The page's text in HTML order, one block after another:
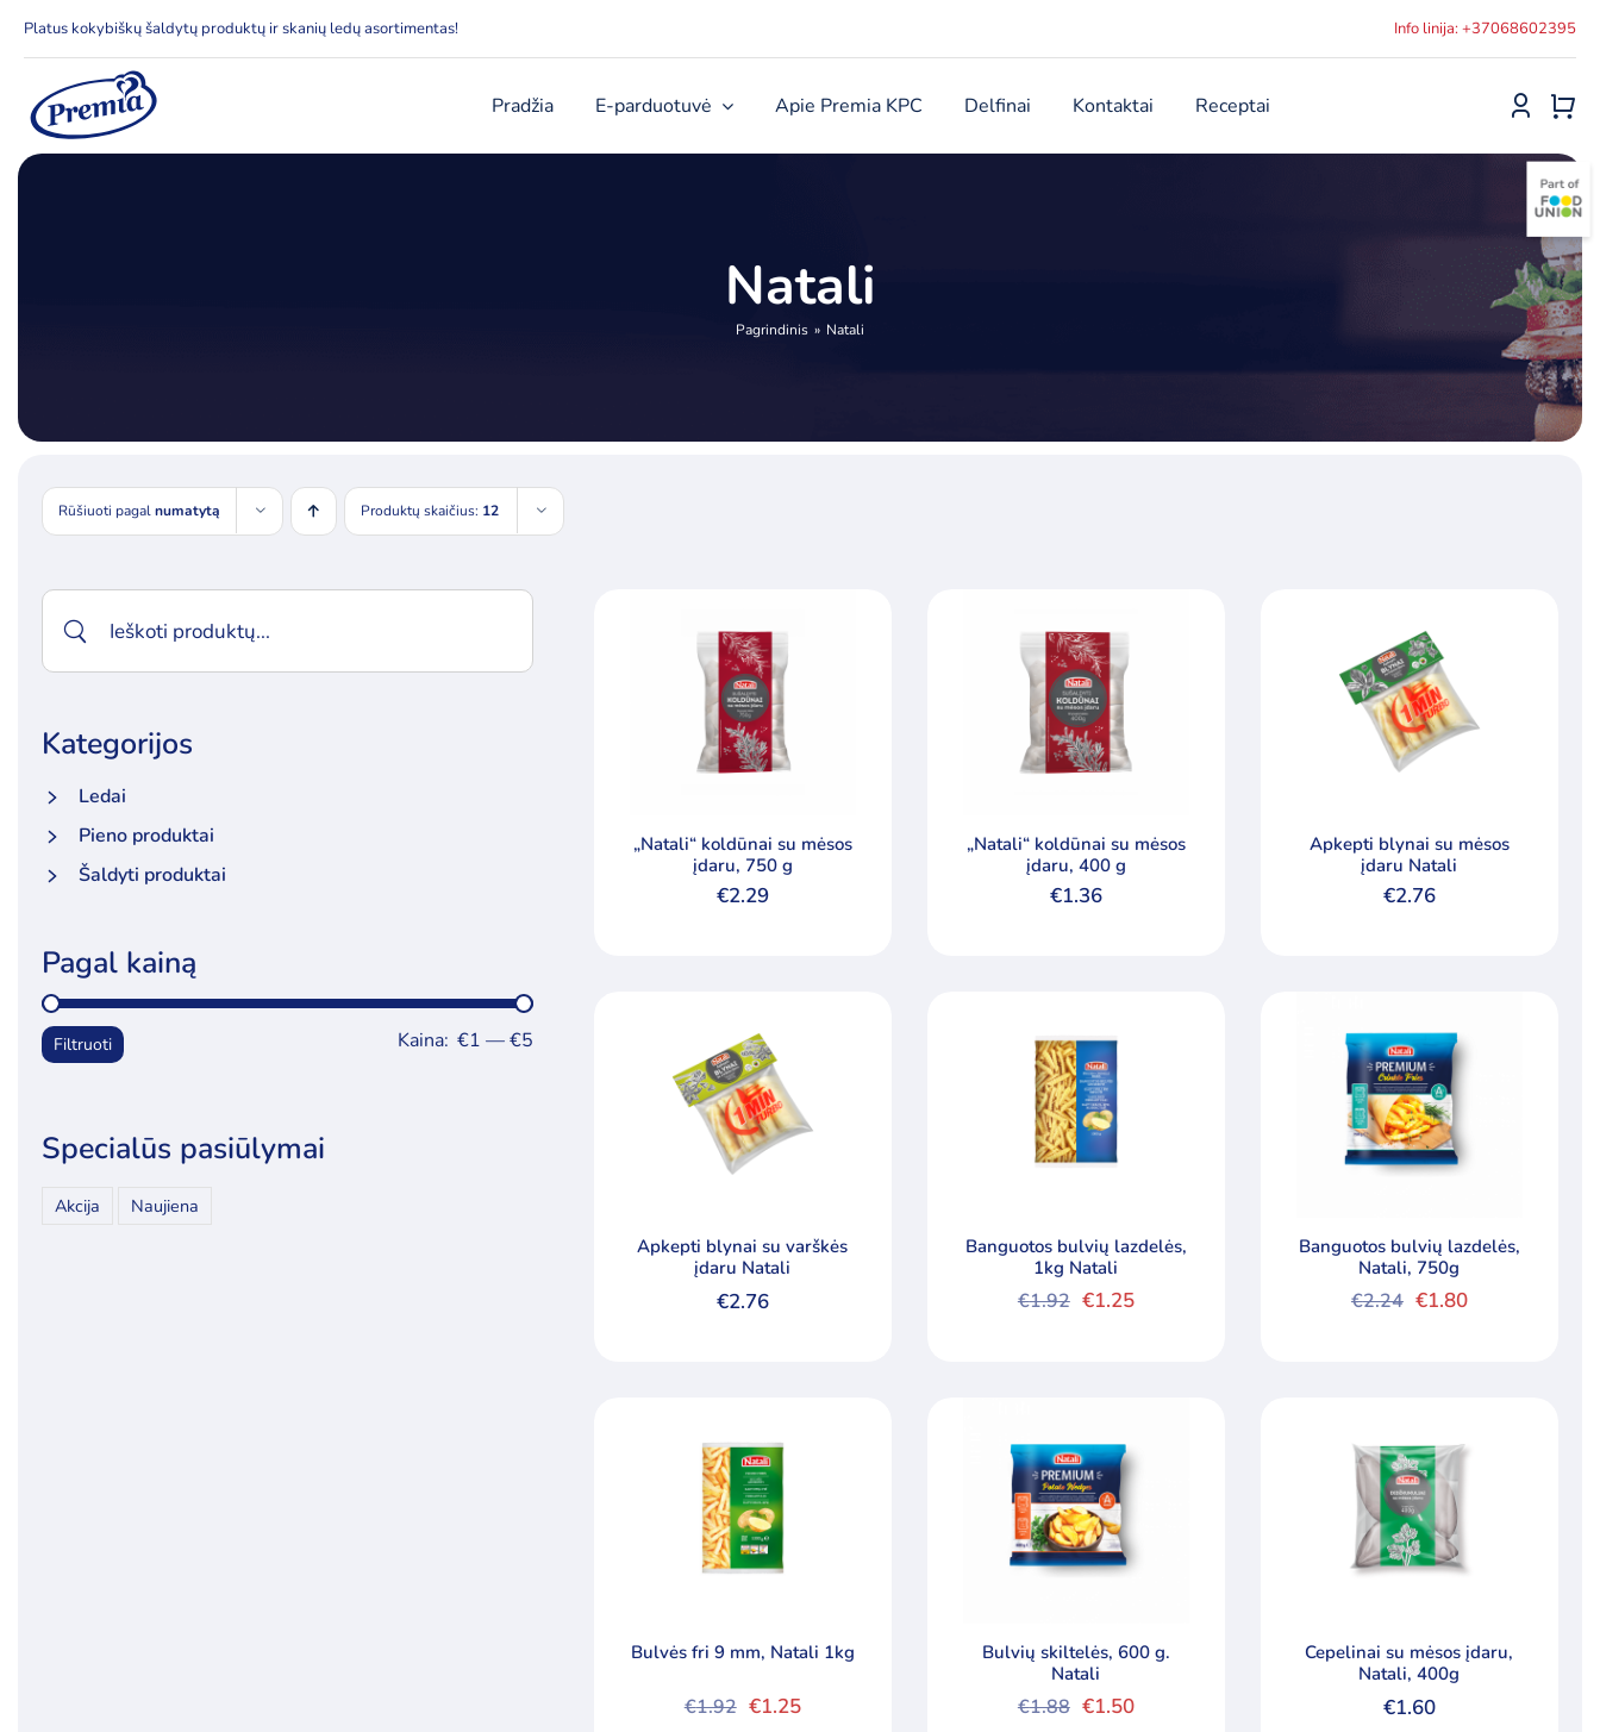
Platus kokybiškų šaldytų produktų ir skanių ledų asortimentas! Info linija: +37068602395
Pradžia E-parduotuvė Apie Premia KPC Delfinai Kontaktai Receptai
Natali
Pagrindinis Natali
Rūšiuoti pagalnumatytą Produktų skaičius: 12
Kategorijos
Ledai
Pieno produktai
Šaldyti produktai
Pagal kainą
Min
Maks
Filtruoti Kaina: €1 —€5
Specialūs pasiūlymai
Akcija Naujiena
„Natali“ koldūnai su mėsos
įdaru, 750 g
€2.29
„Natali“ koldūnai su mėsos
įdaru, 400 g
€1.36
Apkepti blynai su mėsos
įdaru Natali
€2.76
Apkepti blynai su varškės
įdaru Natali
€2.76
Banguotos bulvių lazdelės,
1kg Natali
€1.92
Original€1.25
Current
Banguotos bulvių lazdelės,
Natali, 750g
€2.24
Original€1.80
Current
Bulvės fri 9 mm, Natali 1kg
€1.92
Original€1.25
Current
Bulvių skiltelės, 600 g.
Natali
€1.88
Original€1.50
Current
Cepelinai su mėsos įdaru,
Natali, 400g
€1.60